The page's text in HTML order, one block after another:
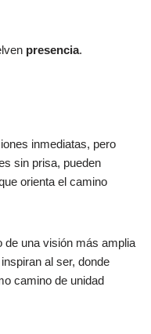
presencia.
inmediatas, pero
sin prisa, pueden
orienta el camino
de una visión más amplia
al ser, donde
camino de unidad